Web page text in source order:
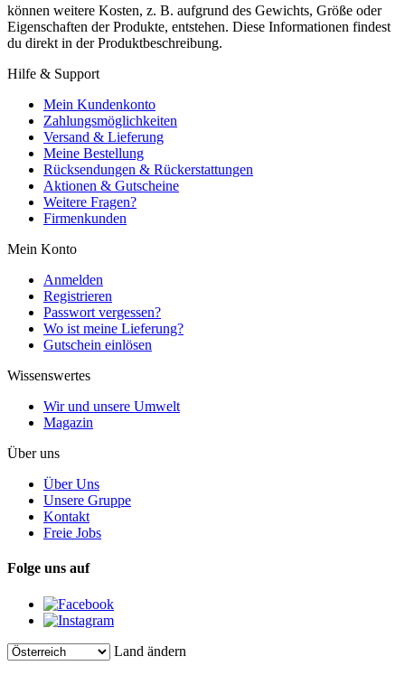
können weitere Kosten, z. B. aufgrund des Gewichts, Größe oder
Eigenschaften der Produkte, entstehen. Diese Informationen findest
du direkt in der Produktbeschreibung.
Hilfe & Support
Mein Kundenkonto
Zahlungsmöglichkeiten
Versand & Lieferung
Meine Bestellung
Rücksendungen & Rückerstattungen
Aktionen & Gutscheine
Weitere Fragen?
Firmenkunden
Mein Konto
Anmelden
Registrieren
Passwort vergessen?
Wo ist meine Lieferung?
Gutschein einlösen
Wissenswertes
Wir und unsere Umwelt
Magazin
Über uns
Über Uns
Unsere Gruppe
Kontakt
Freie Jobs
Folge uns auf
Land ändern